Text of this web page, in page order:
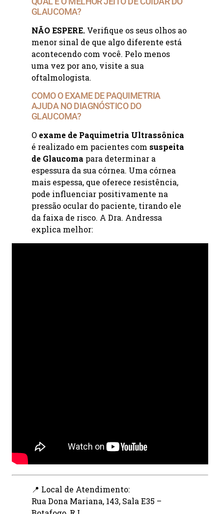
GLAUCOMA?
NÃO ESPERE. Verifique os seus olhos ao
menor sinal de que algo diferente está
acontecendo com você. Pelo menos
uma vez por ano, visite a sua
oftalmologista.
COMO O EXAME DE PAQUIMETRIA
AJUDA NO DIAGNÓSTICO DO
GLAUCOMA?
O exame de Paquimetria Ultrassônica
é realizado em pacientes com suspeita
de Glaucoma para determinar a
espessura da sua córnea. Uma córnea
mais espessa, que oferece resistência,
pode influenciar positivamente na
pressão ocular do paciente, tirando ele
da faixa de risco. A Dra. Andressa
explica melhor:
📍 Local de Atendimento:
Rua Dona Mariana, 143, Sala E35 –